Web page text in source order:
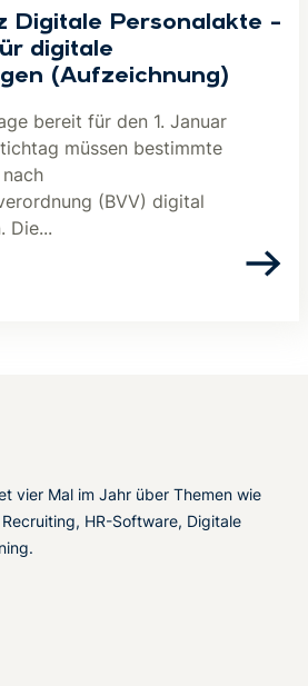
Digitale Personalakte –
digitale
(Aufzeichnung)
bereit für den 1. Januar
müssen bestimmte
(BVV) digital
Die...
vier Mal im Jahr über Themen wie
HR-Software, Digitale